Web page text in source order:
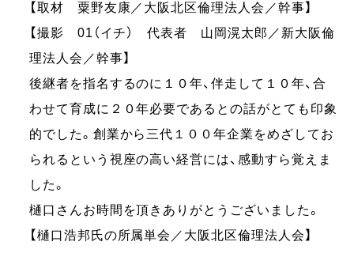
【取材 粟野友康／大阪北区倫理法人会／幹事】
【撮影 01（イチ） 代表者 山岡滉太郎／新大阪倫
理法人会／幹事】
後継者を指名するのに１０年、伴走して１０年、合
わせて育成に２０年必要であるとの話がとても印象
的でした。創業から三代１００年企業をめざしてお
られるという視座の高い経営には、感動すら覚えま
した。
樋口さんお時間を頂きありがとうございました。
【樋口浩邦氏の所属単会／大阪北区倫理法人会】